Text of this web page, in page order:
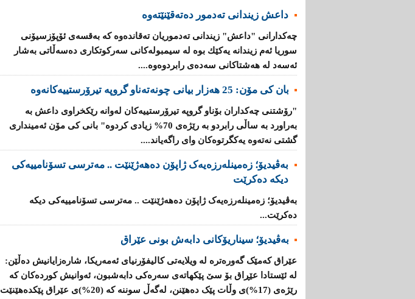
داعش زیندانی تەدمور دەتەقێنێتەوە
چەكدارانی "داعش" زیندانی تەدموریان تەقاندەوە كە بەقسەی ئۆپۆزسیۆنی
سوریا ئەم زیندانە یەكێك بوە لە سیمبولەكانی سەركوتكاری دەسەڵاتی بەشار
ئەسەد لە هەشتاكانی سەدەی رابردوەوە....
بان كی مۆن: 25 هەزار بیانی چونەتەناو گروپە تیرۆرستییەكانەوە
"رۆشتنی چەكداران بۆناو گروپە تیرۆرستییەكان لەوانە رێكخراوی داعش بە
بەراورد بە ساڵی رابردو بە رێژەی 70% زیادی كردوە" بانی كی مۆن ئەمینداری
گشتی نەتەوە یەكگرتوەكان وای راگەیاند....
بەڤیدیۆ؛ زەمینلەرزەیەک ژاپۆن دەهەژێنێت .. مەترسی تسۆنامییەکی
دیکە دەکرێت
بەڤیدیۆ؛ زەمینلەرزەیەک ژاپۆن دەهەژێنێت .. مەترسی تسۆنامییەکی دیکە
دەکرێت...
بەڤیدیۆ؛ سیناریۆکانی دابەش بونی عێراق
عێراق کەمێک گەورەترە لە ویلایەتی کالیفۆرنیای ئەمەریکا، شارەزایانیش دەڵێن:
لە ئێستادا عێڕاق بۆ سێ پێکهاتەی سەرەکی دابەشبون، ئەوانیش کوردەکان کە
رێژەی (17%)ی وڵات پێک دەهێنن، لەگەڵ سوننە کە (20%)ی عێراق پێکدەهێنێت